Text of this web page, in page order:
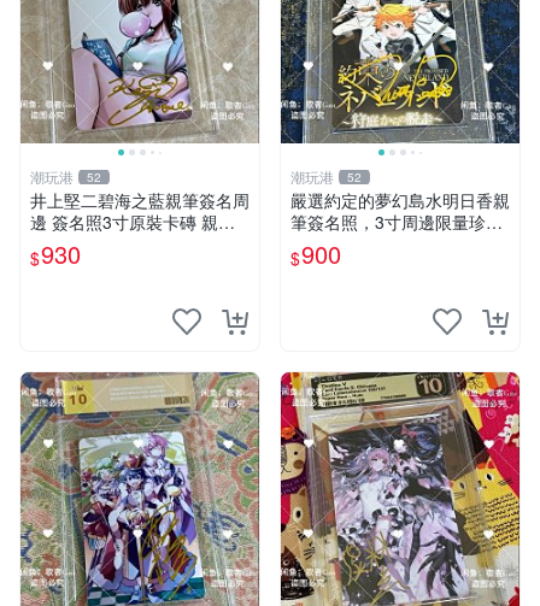
潮玩港 52
井上堅二碧海之藍親筆簽名周
邊 簽名照3寸原裝卡磚 親
筆、收藏、簽名照
$930
潮玩港 52
嚴選約定的夢幻島水明日香親
筆簽名照，3寸周邊限量珍藏
紙質佳 附卡磚 約定的夢幻島
筆記本 名人照
$900